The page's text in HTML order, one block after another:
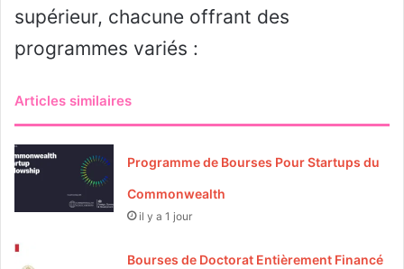
supérieur, chacune offrant des
programmes variés :
Articles similaires
Programme de Bourses Pour Startups du
Commonwealth
il y a 1 jour
Bourses de Doctorat Entièrement Financé